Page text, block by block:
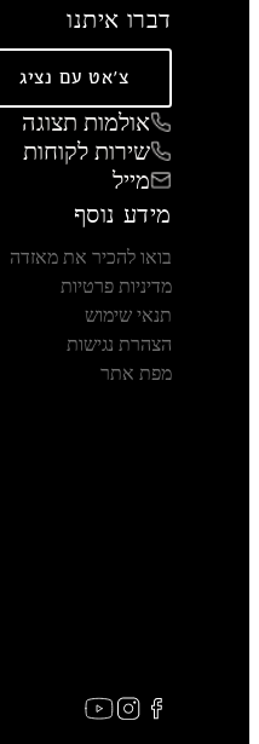
דברו איתנו
צ'אט עם נציג
אולמות תצוגה
שירות לקוחות
מייל
מידע נוסף
בואו להכיר את מאזדה
מדיניות פרטיות
תנאי שימוש
הצהרת נגישות
מפת אתר